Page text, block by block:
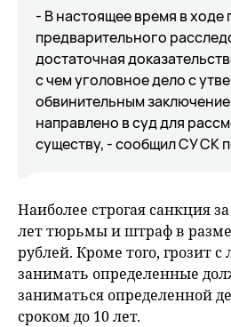
- В настоящее время в ходе
предварительного
достаточная
с чем уголовное дело с
обвинительным
направлено в суд для
существу, - сообщил СУ СК
Наиболее строгая санкция
лет тюрьмы и штраф в
рублей. Кроме того, грозит
занимать определенные
заниматься определенной
сроком до 10 лет.